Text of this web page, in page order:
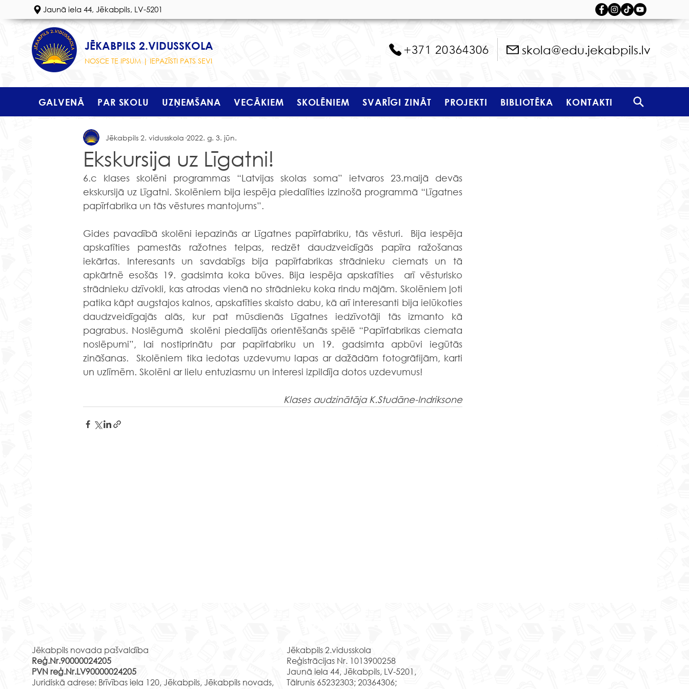
Jaunā iela 44, Jēkabpils, LV-5201
JĒKABPILS 2.VIDUSSKOLA
NOSCE TE IPSUM | IEPAZĪSTI PATS SEVI
+371 20364306 skola@edu.jekabpils.lv
GALVENĀ PAR SKOLU UZŅEMŠANA VECĀKIEM SKOLĒNIEM SVARĪGI ZINĀT PROJEKTI BIBLIOTĒKA KONTAKTI
Ekskursija uz Līgatni!
Jēkabpils 2. vidusskola 2022. g. 3. jūn.
6.c klases skolēni programmas “Latvijas skolas soma” ietvaros 23.maijā devās
ekskursijā uz Līgatni. Skolēniem bija iespēja piedalīties izzinošā programmā “Līgatnes
papīrfabrika un tās vēstures mantojums”.
Gides pavadībā skolēni iepazinās ar Līgatnes papīrfabriku, tās vēsturi.  Bija iespēja
apskatīties pamestās ražotnes telpas, redzēt daudzveidīgās papīra ražošanas
iekārtas. Interesants un savdabīgs bija papīrfabrikas strādnieku ciemats un tā
apkārtnē esošās 19. gadsimta koka būves. Bija iespēja apskatīties  arī vēsturisko
strādnieku dzīvokli, kas atrodas vienā no strādnieku koka rindu mājām. Skolēniem ļoti
patika kāpt augstajos kalnos, apskatīties skaisto dabu, kā arī interesanti bija ielūkoties
daudzveidīgajās alās, kur pat mūsdienās Līgatnes iedzīvotāji tās izmanto kā
pagrabus. Noslēgumā  skolēni piedalījās orientēšanās spēlē “Papīrfabrikas ciemata
noslēpumi”, lai nostiprinātu par papīrfabriku un 19. gadsimta apbūvi iegūtās
zināšanas.  Skolēniem tika iedotas uzdevumu lapas ar dažādām fotogrāfijām, karti
un uzlīmēm. Skolēni ar lielu entuziasmu un interesi izpildīja dotos uzdevumus!
Klases audzinātāja K.Studāne-Indriksone
Līgatnes papīrfabrika
pelnījuši atpūtu savu draugu un
klasesbiedru lokā. Tik sen
neesam kopā...
Jēkabpils novada pašvaldība
Reģ.Nr.90000024205
PVN reģ.Nr.LV90000024205
Juridiskā adrese: Brīvības iela 120, Jēkabpils, Jēkabpils novads,
Jēkabpils 2.vidusskola
Reģistrācijas Nr. 1013900258
Jaunā iela 44, Jēkabpils, LV-5201,
Tālrunis 65232303; 20364306;